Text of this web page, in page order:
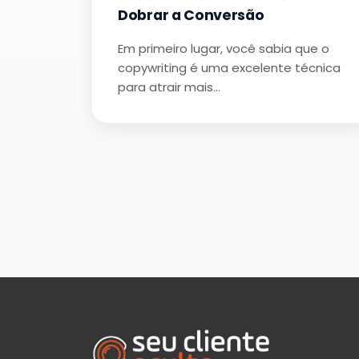
Dobrar a Conversão
Em primeiro lugar, você sabia que o
copywriting é uma excelente técnica
para atrair mais…